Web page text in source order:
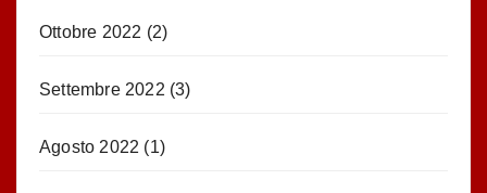
Ottobre 2022 (2)
Settembre 2022 (3)
Agosto 2022 (1)